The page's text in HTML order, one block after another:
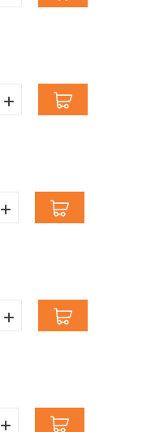
Hoeveelheid
Hoeveelheid
Hoeveelheid
Hoeveelheid